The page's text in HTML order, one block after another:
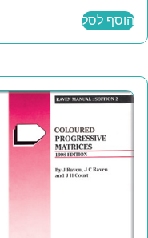
הוסף לסל